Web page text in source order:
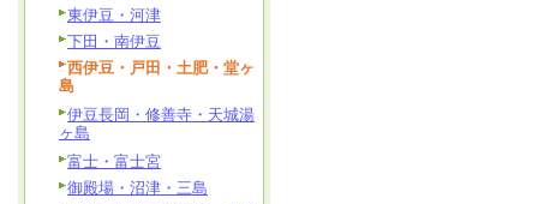
東伊豆・河津
下田・南伊豆
西伊豆・戸田・土肥・堂ヶ
島
伊豆長岡・修善寺・天城湯
ヶ島
富士・富士宮
御殿場・沼津・三島